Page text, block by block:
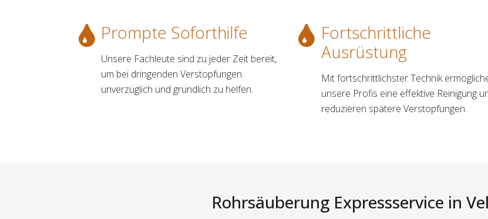
Prompte Soforthilfe
Unsere Fachleute sind zu jeder Zeit bereit,
um bei dringenden Verstopfungen
unverzüglich und gründlich zu helfen.
Fortschrittliche
Ausrüstung
Mit fortschrittlichster Technik
unsere Profis eine effektive Reinigung
reduzieren spätere Verstopfungen.
Rohrsäuberung Expressservice in